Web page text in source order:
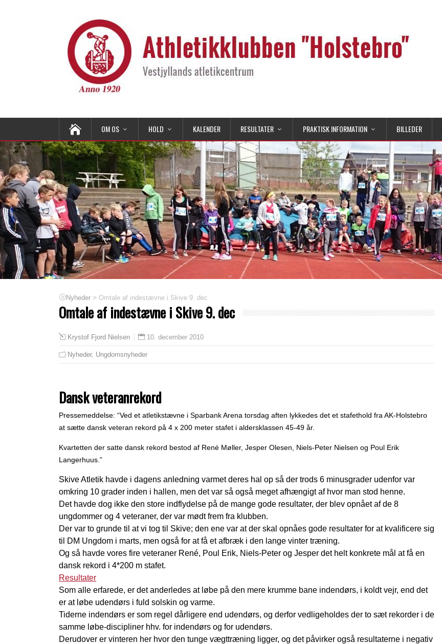
OM OS HOLD KALENDER RESULTATER PRAKTISK INFORMATION BILLEDER
Nyheder > Omtale af indestævne i Skive 9. dec
Omtale af indestævne i Skive 9. dec
Krystof Fjord Nielsen 10. december 2010
Nyheder, Ungdomsnyheder
Dansk veteranrekord
Pressemeddelse: “Ved et atletikstævne i Sparbank Arena torsdag aften lykkedes det et stafethold fra AK-Holstebro
at sætte dansk veteran rekord på 4 x 200 meter stafet i aldersklassen 45-49 år.
Kvartetten der satte dansk rekord bestod af René Møller, Jesper Olesen, Niels-Peter Nielsen og Poul Erik
Langerhuus.”
Skive Atletik havde i dagens anledning varmet deres hal op så der trods 6 minusgrader udenfor var
omkring 10 grader inden i hallen, men det var så også meget afhængigt af hvor man stod henne.
Det havde dog ikke den store indflydelse på de mange gode resultater, der blev opnået af de 8
ungdommer og 4 veteraner, der var mødt frem fra klubben.
Der var to grunde til at vi tog til Skive; den ene var at der skal opnåes gode resultater for at kvalificere sig
til DM Ungdom i marts, men også for at få et afbræk i den lange vinter træning.
Og så havde vores fire veteraner René, Poul Erik, Niels-Peter og Jesper det helt konkrete mål at få en
dansk rekord i 4*200 m stafet.
Resultater
Som alle erfarede, er det anderledes at løbe på den mere krumme bane indendørs, i koldt vejr, end det
er at løbe udendørs i fuld solskin og varme.
Tiderne indendørs er som regel dårligere end udendørs, og derfor vedligeholdes der to sæt rekorder i de
samme løbe-discipliner hhv. for indendørs og for udendørs.
Derudover er vinteren her hvor den tunge vægttræning ligger, og det påvirker også resultaterne i negativ